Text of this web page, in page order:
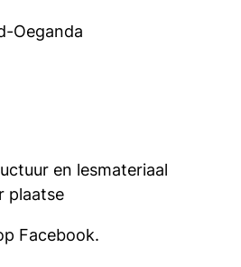
Oeganda
en lesmateriaal
plaatse
Facebook.